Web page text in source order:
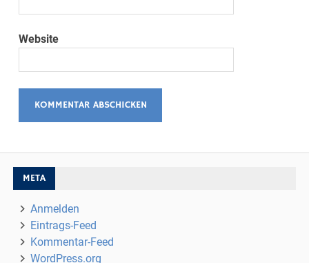
Website
META
Anmelden
Eintrags-Feed
Kommentar-Feed
WordPress.org